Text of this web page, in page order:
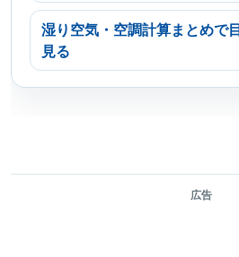
湿り空気・空調計算まとめで
見る
広告